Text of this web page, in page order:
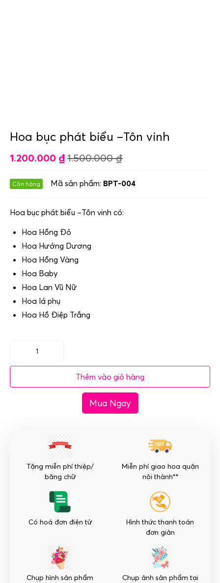
Hoa bục phát biểu –Tôn vinh
1.200.000 ₫ 1.500.000₫
Còn hàng Mã sản phẩm: BPT-004
Hoa bục phát biểu –Tôn vinh có:
Hoa Hồng Đỏ
Hoa Hướng Dương
Hoa Hồng Vàng
Hoa Baby
Hoa Lan Vũ Nữ
Hoa lá phụ
Hoa Hồ Điệp Trắng
Hoa
bục
lượng
Thêm vào giỏ hàng
Mua Ngay
Tặng miễn phí thiệp/
băng chữ
Miễn phí giao hoa quận
nội thành**
Có hoá đơn điện tử
Hình thức thanh toán
đơn giản
Chụp hình sản phẩm
Chụp ảnh sản phẩm tại